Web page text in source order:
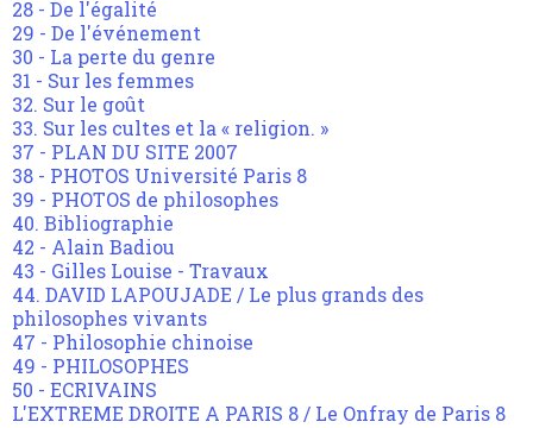
28 - De l'égalité
29 - De l'événement
30 - La perte du genre
31 - Sur les femmes
32. Sur le goût
33. Sur les cultes et la « religion. »
37 - PLAN DU SITE 2007
38 - PHOTOS Université Paris 8
39 - PHOTOS de philosophes
40. Bibliographie
42 - Alain Badiou
43 - Gilles Louise - Travaux
44. DAVID LAPOUJADE / Le plus grands des
philosophes vivants
47 - Philosophie chinoise
49 - PHILOSOPHES
50 - ECRIVAINS
L'EXTREME DROITE A PARIS 8 / Le Onfray de Paris 8